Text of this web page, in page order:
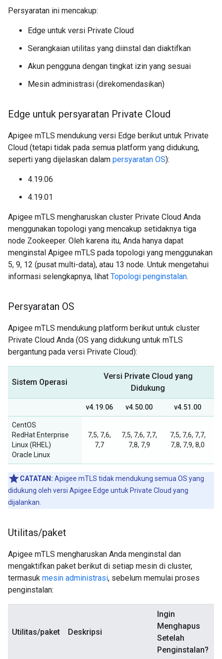
Persyaratan ini mencakup:
Edge untuk versi Private Cloud
Serangkaian utilitas yang diinstal dan diaktifkan
Akun pengguna dengan tingkat izin yang sesuai
Mesin administrasi (direkomendasikan)
Edge untuk persyaratan Private Cloud
Apigee mTLS mendukung versi Edge berikut untuk Private
Cloud (tetapi tidak pada semua platform yang didukung,
seperti yang dijelaskan dalam persyaratan OS):
4.19.06
4.19.01
Apigee mTLS mengharuskan cluster Private Cloud Anda
menggunakan topologi yang mencakup setidaknya tiga
node Zookeeper. Oleh karena itu, Anda hanya dapat
menginstal Apigee mTLS pada topologi yang menggunakan
5, 9, 12 (pusat multi-data), atau 13 node. Untuk mengetahui
informasi selengkapnya, lihat Topologi penginstalan.
Persyaratan OS
Apigee mTLS mendukung platform berikut untuk cluster
Private Cloud Anda (OS yang didukung untuk mTLS
bergantung pada versi Private Cloud):
Sistem Operasi
Versi Private Cloud yang
Didukung
v4.19.06 v4.50.00 v4.51.00
CentOS
RedHat Enterprise
Linux (RHEL)
Oracle Linux
7,5, 7,6,
7,7
7,5, 7,6, 7,7,
7,8, 7,9
7,5, 7,6, 7,7,
7,8, 7,9, 8,0
CATATAN: Apigee mTLS tidak mendukung semua OS yang
didukung oleh versi Apigee Edge untuk Private Cloud yang
dijalankan.
Utilitas/paket
Apigee mTLS mengharuskan Anda menginstal dan
mengaktifkan paket berikut di setiap mesin di cluster,
termasuk mesin administrasi, sebelum memulai proses
penginstalan:
Utilitas/paket Deskripsi
Ingin
Menghapus
Setelah
Penginstalan?